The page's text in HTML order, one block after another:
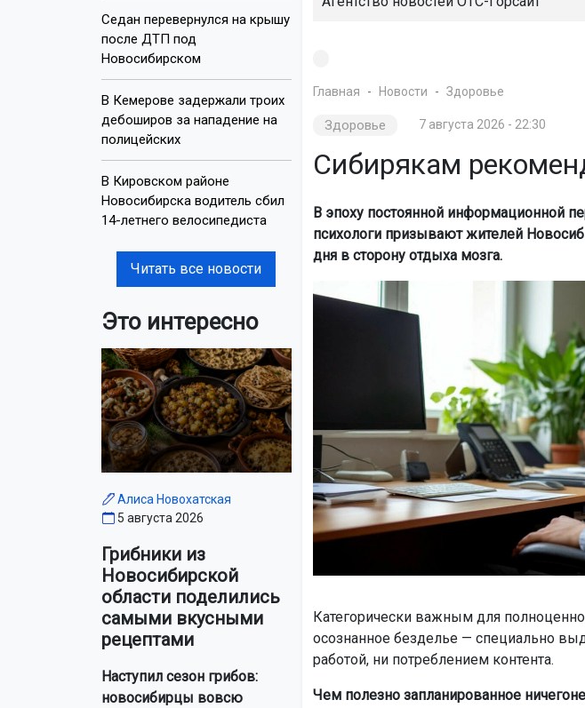
Седан перевернулся на крышу
после ДТП под
Новосибирском
В Кемерове задержали троих
дебоширов за нападение на
полицейских
В Кировском районе
Новосибирска водитель сбил
14-летнего велосипедиста
Читать все новости
Это интересно
Алиса Новохатская
5 августа 2026
Грибники из
Новосибирской
области поделились
самыми вкусными
рецептами
Наступил сезон грибов:
новосибирцы вовсю
Главная Новости Здоровье
Здоровье 7 августа 2026 - 22:30
Сибирякам
В эпоху постоянной информационной
психологи призывают жителей
дня в сторону отдыха мозга.
Категорически важным для
осознанное безделье — специально
работой, ни потреблением контента.
Чем полезно запланированное